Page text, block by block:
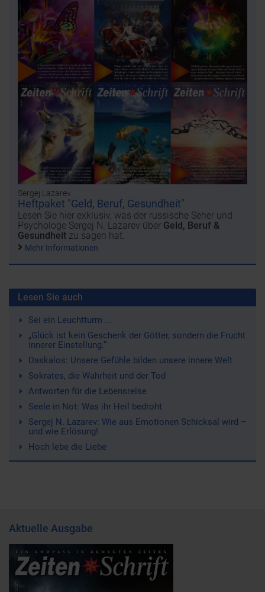
Sergej Lazarev
Heftpaket "Geld, Beruf, Gesundheit"
Lesen Sie hier exklusiv, was der russische Seher und
Psychologe Sergej N. Lazarev über Geld, Beruf &
Gesundheit zu sagen hat.
Mehr Informationen
Lesen Sie auch
Sei ein Leuchtturm ...
„Glück ist kein Geschenk der Götter, sondern die Frucht
innerer Einstellung.“
Daskalos: Unsere Gefühle bilden unsere innere Welt
Sokrates, die Wahrheit und der Tod
Antworten für die Lebensreise
Seele in Not: Was ihr Heil bedroht
Sergej N. Lazarev: Wie aus Emotionen Schicksal wird –
und wie Erlösung!
Hoch lebe die Liebe
Aktuelle Ausgabe